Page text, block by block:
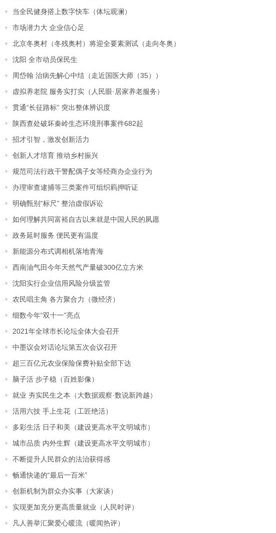
当全民健身搭上数字快车（体坛观澜）
市场潜力大 企业信心足
北京冬奥村（冬残奥村）将迎全要素测试（走向冬奥）
沈阳 全市动员保民生
周岱翰 治病先解心中结（走近国医大师（35））
虚拟养老院 服务实打实（人民眼·居家养老服务）
贯通“长征路标” 突出整体辨识度
陕西查处破坏秦岭生态环境刑事案件682起
招才引智，激发创新活力
创新人才培育 推动乡村振兴
规范司法行政干警配偶子女等经商办企业行为
办理审查逮捕等三类案件可组织羁押听证
明确甄别“标尺” 整治虚假诉讼
如何理解共同富裕自古以来就是中国人民的夙愿
政务延时服务 便民更有温度
新能源分布式调相机落地青海
西南油气田今年天然气产量破300亿立方米
沈阳实行企业信用风险分级监管
农民唱主角 各方聚合力（微经济）
细数今年“双十一”亮点
2021年全球市长论坛全体大会召开
中墨议会对话论坛第五次会议召开
超三百亿元农业保险保费补贴全部下达
脑子活 步子稳（百姓影像）
就业 夯实民生之本（大数据观察·数说新跨越）
活用六技 手上生花（工匠绝活）
多彩生活 日子和美（建设更高水平文明城市）
城市品质 内外生辉（建设更高水平文明城市）
不断提升人民群众的法治获得感
畅通快递的“最后一百米”
创新机制为群众办实事（大家谈）
实现更加充分更高质量就业（人民时评）
凡人善举汇聚爱心暖流（暖闻热评）